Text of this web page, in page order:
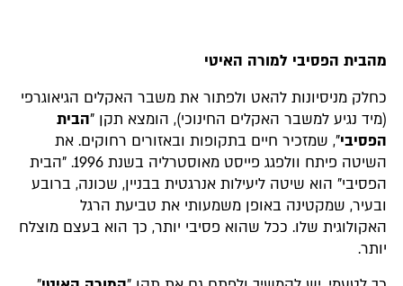
מהבית הפסיבי למורה האיטי
כחלק מניסיונות להאט ולפתור את משבר האקלים הגיאוגרפי
(מיד נגיע למשבר האקלים החינוכי), הומצא תקן "הבית
הפסיבי", שמזכיר חיים בתקופות ובאזורים רחוקים. את
השיטה פיתח וולפגג פייסט מאוסטרליה בשנת 1996. "הבית
הפסיבי" הוא שיטה ליעילות אנרגטית בבניין, שכונה, ברובע
ובעיר, שמקטינה באופן משמעותי את טביעת הרגל
האקולוגית שלו. ככל שהוא פסיבי יותר, כך הוא בעצם מוצלח
יותר.